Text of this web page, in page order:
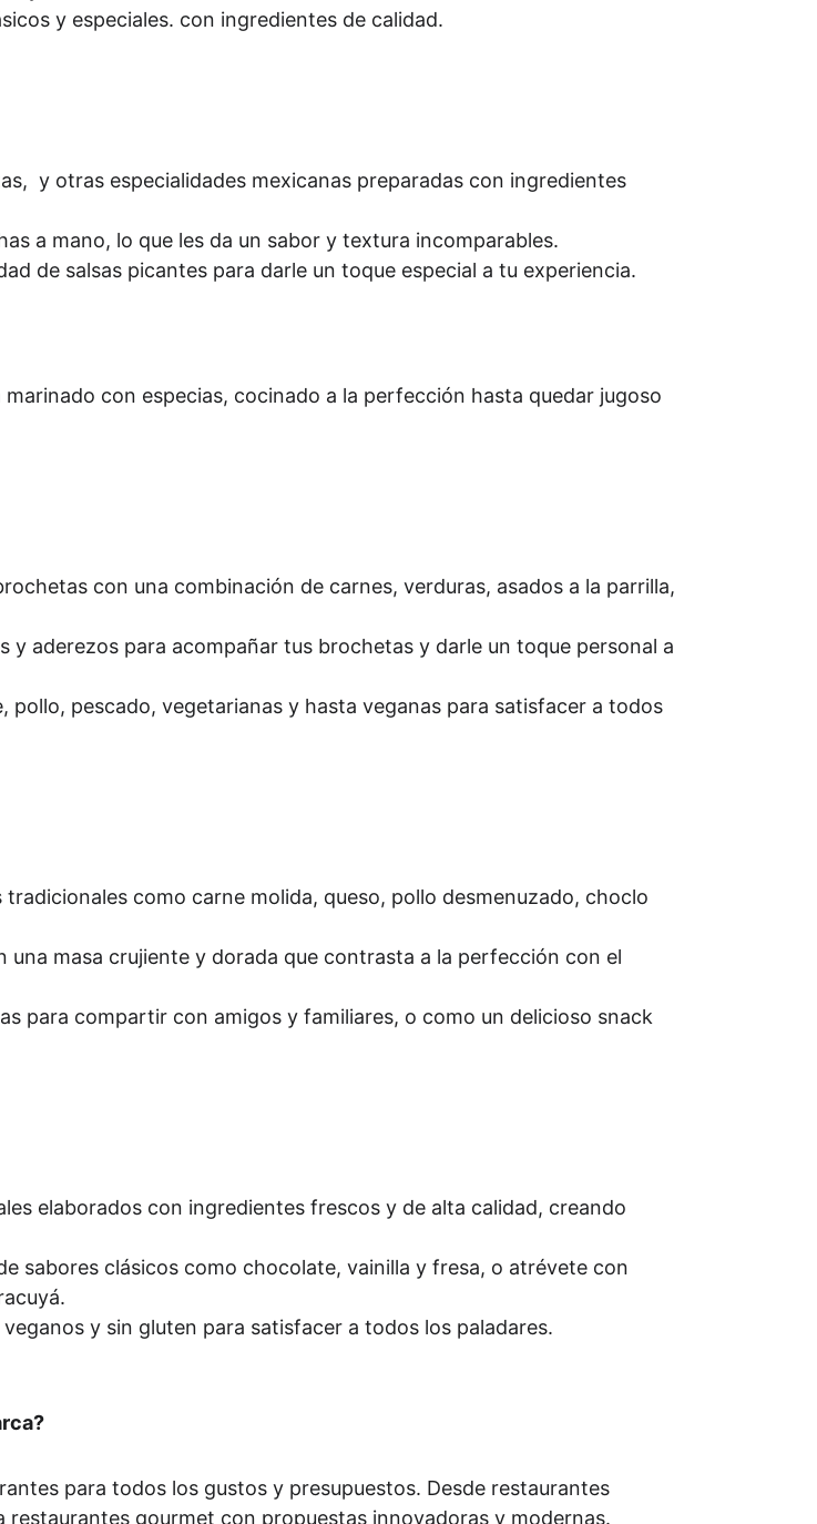
y especiales. con ingredientes de calidad.
y otras especialidades mexicanas preparadas con ingredientes
a mano, lo que les da un sabor y textura incomparables.
de salsas picantes para darle un toque especial a tu experiencia.
marinado con especias, cocinado a la perfección hasta quedar jugoso
con una combinación de carnes, verduras, asados a la parrilla,
y aderezos para acompañar tus brochetas y darle un toque personal a
pollo, pescado, vegetarianas y hasta veganas para satisfacer a todos
como carne molida, queso, pollo desmenuzado, choclo
una masa crujiente y dorada que contrasta a la perfección con el
para compartir con amigos y familiares, o como un delicioso snack
elaborados con ingredientes frescos y de alta calidad, creando
sabores clásicos como chocolate, vainilla y fresa, o atrévete con
y sin gluten para satisfacer a todos los paladares.
para todos los gustos y presupuestos. Desde restaurantes
gourmet con propuestas innovadoras y modernas.